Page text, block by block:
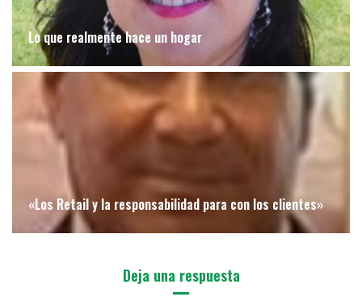
Lo que realmente hace un hogar
«Los Retail y la responsabilidad para con los clientes»
Deja una respuesta